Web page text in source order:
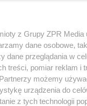
z Grupy ZPR
dane osobowe,
dane przeglądania w
treści, pomiar reklam i
możemy
urządzenia do
z tych technologii